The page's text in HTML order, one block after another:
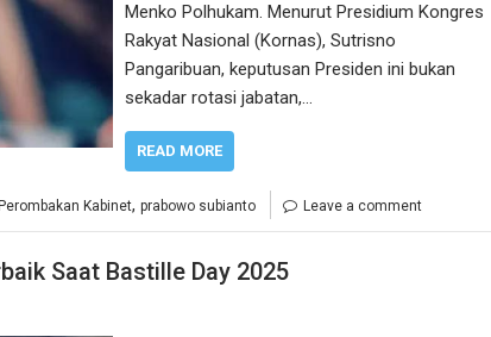
Menko Polhukam. Menurut Presidium Kongres
Rakyat Nasional (Kornas), Sutrisno
Pangaribuan, keputusan Presiden ini bukan
sekadar rotasi jabatan,…
READ MORE
Perombakan Kabinet, prabowo subianto Leave a comment
Saat Bastille Day 2025